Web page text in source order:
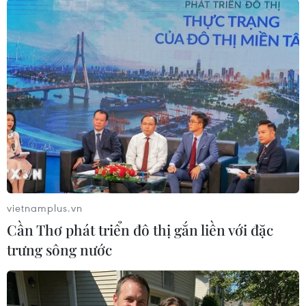
#thiệt hại cáp ở Biển Baltic #cáp biển #Nga
Theo dõi VietnamPlus
TIN LIÊN QUAN
vietnamplus.vn
Cần Thơ phát triển đô thị gắn liền với đặc
trưng sông nước